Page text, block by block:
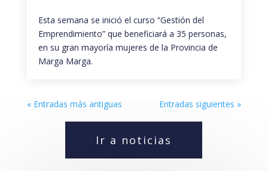
Esta semana se inició el curso “Gestión del
Emprendimiento” que beneficiará a 35 personas,
en su gran mayoría mujeres de la Provincia de
Marga Marga.
« Entradas más antiguas Entradas siguientes »
Ir a noticias